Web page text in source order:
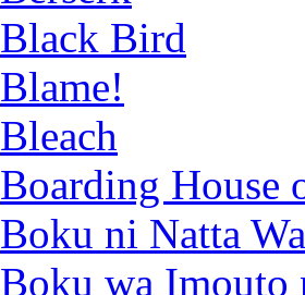
Black Bird
Blame!
Bleach
Boarding House
Boku ni Natta
Boku wa